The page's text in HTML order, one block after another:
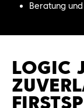
Beratung
LOGIC